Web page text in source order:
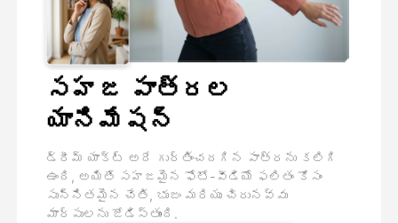
సహజ పాత్రల
యానిమేషన్
డ్రీమ్ యాక్ట్ అదే గుర్తించదగిన పాత్రను కలిగి
ఉంది, అయితే సహజమైన ఫోటో-వీడియో ఫలితం కోసం
సున్నితమైన చేతి, భుజం మరియు చిరునవ్వు
మార్పులను జోడిస్తుంది.